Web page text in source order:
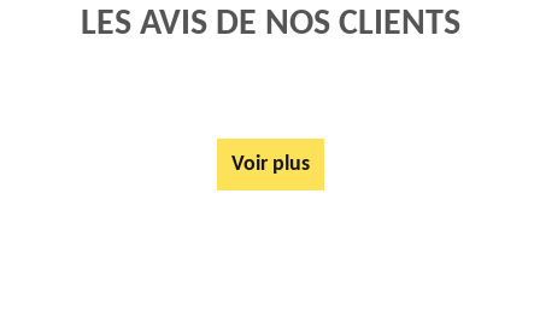
LES AVIS DE NOS CLIENTS
Voir plus